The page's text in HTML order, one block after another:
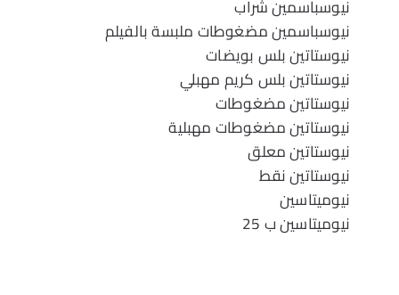
نيوسباسمين شراب
نيوسباسمين مضغوطات ملبسة بالفيلم
نيوستاتين بلس بويضات
نيوستاتين بلس كريم مهبلي
نيوستاتين مضغوطات
نيوستاتين مضغوطات مهبلية
نيوستاتين معلق
نيوستاتين نقط
نيوميتاسين
نيوميتاسين ب 25